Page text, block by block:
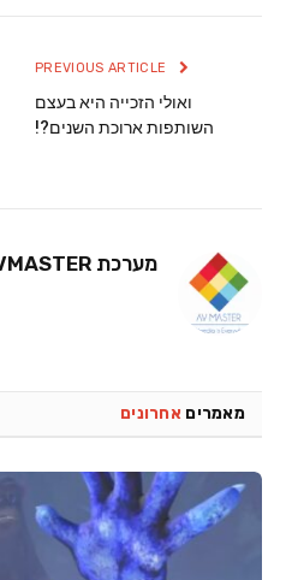
ואולי הזכייה היא בעצם
השותפות ארוכת השנים?!
מערכת AVMASTER
מאמרים אחרונים